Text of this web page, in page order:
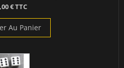
€ TTC
Au Panier